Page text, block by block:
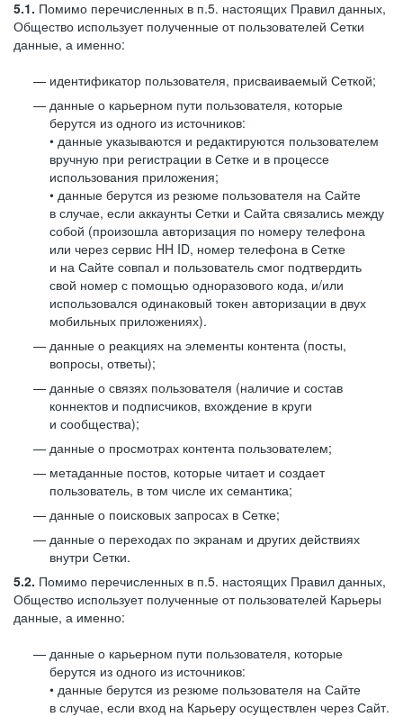
5.1. Помимо перечисленных в п.5. настоящих Правил данных,
Общество использует полученные от пользователей Сетки
данные, а именно:
идентификатор пользователя, присваиваемый Сеткой;
данные о карьерном пути пользователя, которые
берутся из одного из источников:
• данные указываются и редактируются пользователем
вручную при регистрации в Сетке и в процессе
использования приложения;
• данные берутся из резюме пользователя на Сайте
в случае, если аккаунты Сетки и Сайта связались между
собой (произошла авторизация по номеру телефона
или через сервис HH ID, номер телефона в Сетке
и на Сайте совпал и пользователь смог подтвердить
свой номер с помощью одноразового кода, и/или
использовался одинаковый токен авторизации в двух
мобильных приложениях).
данные о реакциях на элементы контента (посты,
вопросы, ответы);
данные о связях пользователя (наличие и состав
коннектов и подписчиков, вхождение в круги
и сообщества);
данные о просмотрах контента пользователем;
метаданные постов, которые читает и создает
пользователь, в том числе их семантика;
данные о поисковых запросах в Сетке;
данные о переходах по экранам и других действиях
внутри Сетки.
5.2. Помимо перечисленных в п.5. настоящих Правил данных,
Общество использует полученные от пользователей Карьеры
данные, а именно:
данные о карьерном пути пользователя, которые
берутся из одного из источников:
• данные берутся из резюме пользователя на Сайте
в случае, если вход на Карьеру осуществлен через Сайт.